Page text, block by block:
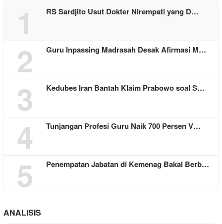
1 RS Sardjito Usut Dokter Nirempati yang D…
2 Guru Inpassing Madrasah Desak Afirmasi M…
3 Kedubes Iran Bantah Klaim Prabowo soal S…
4 Tunjangan Profesi Guru Naik 700 Persen V…
5 Penempatan Jabatan di Kemenag Bakal Berb…
ANALISIS